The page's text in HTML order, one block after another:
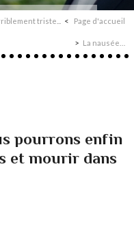
triste... Page d'accueil
La nausée…
pourrons enfin
et mourir dans